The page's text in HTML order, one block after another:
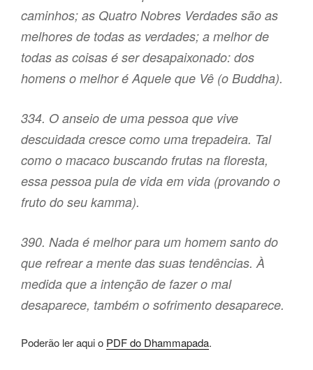
caminhos; as Quatro Nobres Verdades são as
melhores de todas as verdades; a melhor de
todas as coisas é ser desapaixonado: dos
homens o melhor é Aquele que Vê (o Buddha).
334. O anseio de uma pessoa que vive
descuidada cresce como uma trepadeira. Tal
como o macaco buscando frutas na floresta,
essa pessoa pula de vida em vida (provando o
fruto do seu kamma).
390. Nada é melhor para um homem santo do
que refrear a mente das suas tendências. À
medida que a intenção de fazer o mal
desaparece, também o sofrimento desaparece.
Poderão ler aqui o PDF do Dhammapada.